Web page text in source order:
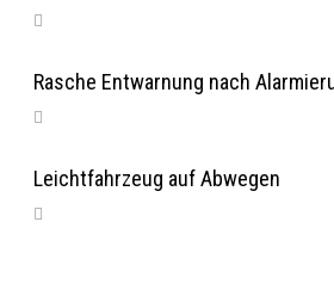
Rasche Entwarnung nach
Leichtfahrzeug auf Abwegen